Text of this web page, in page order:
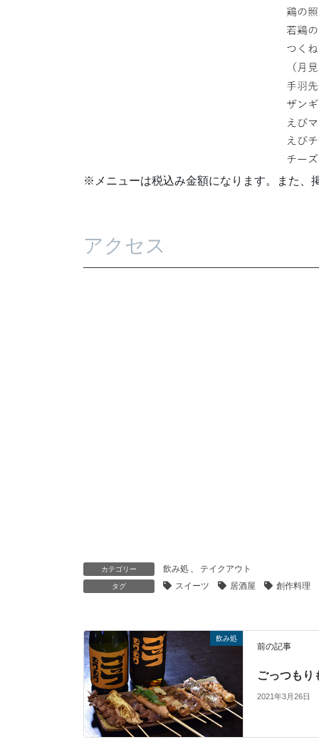
※メニューは税込み金額になります。また、
アクセス
カテゴリー 飲み処 、 テイクアウト
タグ スイーツ 居酒屋 創作料理
飲み処
前の記事
ごっつもり
2021年3月26日